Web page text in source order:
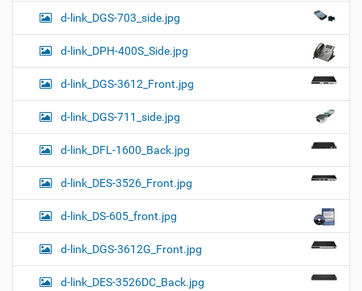
d-link_DGS-703_side.jpg
d-link_DPH-400S_Side.jpg
d-link_DGS-3612_Front.jpg
d-link_DGS-711_side.jpg
d-link_DFL-1600_Back.jpg
d-link_DES-3526_Front.jpg
d-link_DS-605_front.jpg
d-link_DGS-3612G_Front.jpg
d-link_DES-3526DC_Back.jpg